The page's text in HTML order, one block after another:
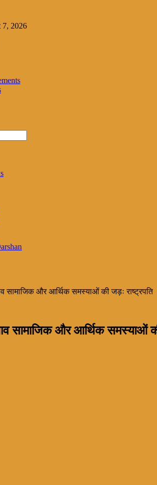
7, 2026
सामाजिक और आर्थिक समस्याओं की जड़ः राष्ट्रपति
सामाजिक और आर्थिक समस्याओं